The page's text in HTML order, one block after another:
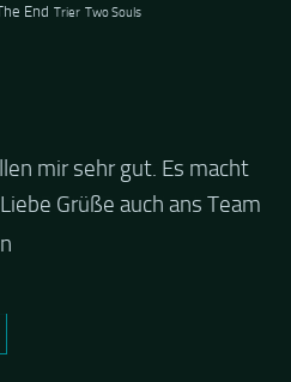
End Trier Two Souls
uns nochmals besten
Party! Der aktuelle Live
- Merci...